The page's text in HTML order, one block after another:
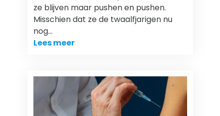
ze blijven maar pushen en pushen.
Misschien dat ze de twaalfjarigen nu
nog…
Lees meer